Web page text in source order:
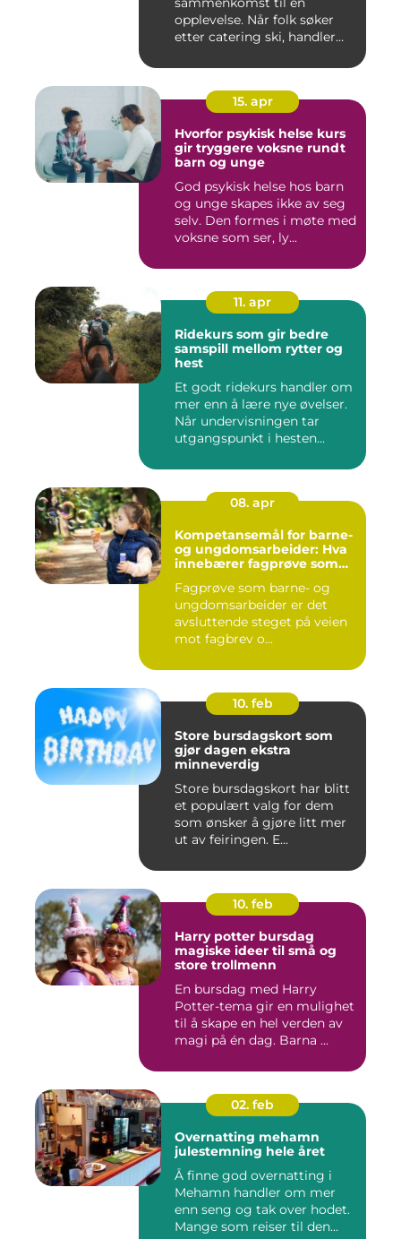
opplevelse. Når folk søker
etter catering ski, handler
15. apr
Hvorfor psykisk helse kurs
gir tryggere voksne rundt
barn og unge
God psykisk helse hos barn
og unge skapes ikke av seg
selv. Den formes i møte med
voksne som ser, ly...
11. apr
Ridekurs som gir bedre
samspill mellom rytter og
hest
Et godt ridekurs handler om
mer enn å lære nye øvelser.
Når undervisningen tar
utgangspunkt i hesten...
08. apr
Kompetansemål for barne-
og ungdomsarbeider: Hva
innebærer fagprøve som
ungdomsarbeider?
Fagprøve som barne- og
ungdomsarbeider er det
avsluttende steget på veien
mot fagbrev o...
10. feb
Store bursdagskort som
gjør dagen ekstra
minneverdig
Store bursdagskort har blitt
et populært valg for dem
som ønsker å gjøre litt mer
ut av feiringen. E...
10. feb
Harry potter bursdag
magiske ideer til små og
store trollmenn
En bursdag med Harry
Potter-tema gir en mulighet
til å skape en hel verden av
magi på én dag. Barna ...
02. feb
Overnatting mehamn
julestemning hele året
Å finne god overnatting i
Mehamn handler om mer
enn seng og tak over hodet.
Mange som reiser til den...